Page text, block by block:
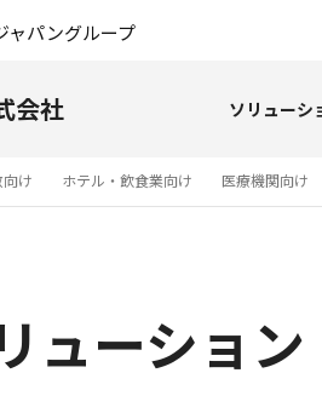
ャパングループ
会社 ソリューシ
け ホテル・飲食業向け 医療機関向け
ューション